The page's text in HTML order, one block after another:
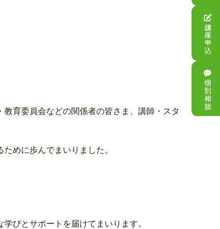
育委員会などの関係者の皆さま、講師・スタ
めに歩んでまいりました。
びとサポートを届けてまいります。
講座申込
個別相談